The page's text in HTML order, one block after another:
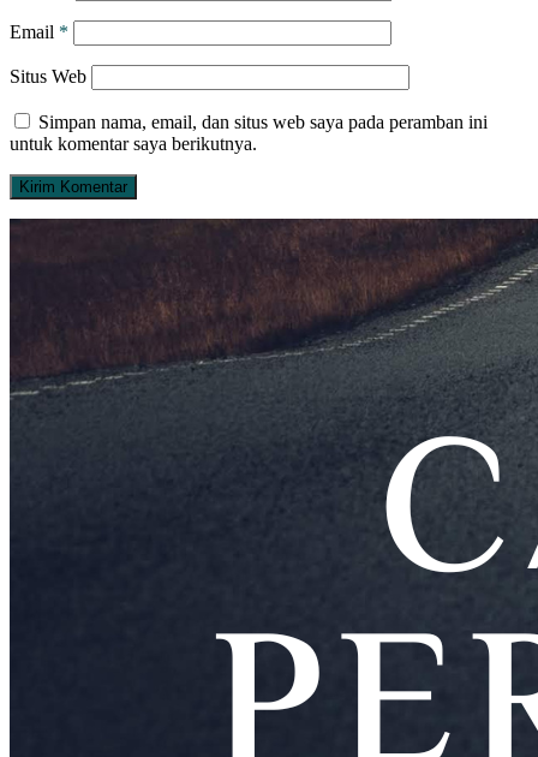
Email *
Situs Web
Simpan nama, email, dan situs web saya pada peramban ini
untuk komentar saya berikutnya.